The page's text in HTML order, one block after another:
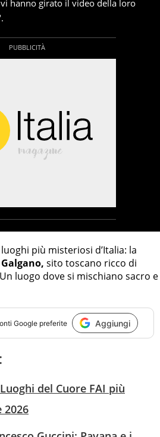
hanno girato il video della loro
più misteriosi d’Italia: la
sito toscano ricco di
luogo dove si mischiano sacro e
Google preferite Aggiungi
del Cuore FAI più
2026